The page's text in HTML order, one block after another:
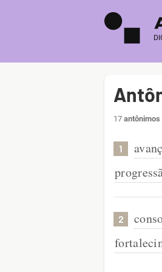
17 antônimos
1
2